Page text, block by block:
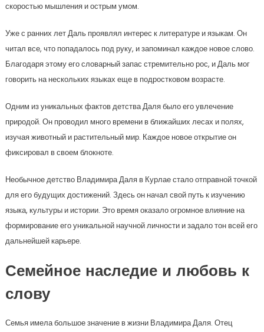
скоростью мышления и острым умом.
Уже с ранних лет Даль проявлял интерес к литературе и языкам. Он
читал все, что попадалось под руку, и запоминал каждое новое слово.
Благодаря этому его словарный запас стремительно рос, и Даль мог
говорить на нескольких языках еще в подростковом возрасте.
Одним из уникальных фактов детства Даля было его увлечение
природой. Он проводил много времени в ближайших лесах и полях,
изучая животный и растительный мир. Каждое новое открытие он
фиксировал в своем блокноте.
Необычное детство Владимира Даля в Курлае стало отправной точкой
для его будущих достижений. Здесь он начал свой путь к изучению
языка, культуры и истории. Это время оказало огромное влияние на
формирование его уникальной научной личности и задало тон всей его
дальнейшей карьере.
Семейное наследие и любовь к
слову
Семья имела большое значение в жизни Владимира Даля. Отец